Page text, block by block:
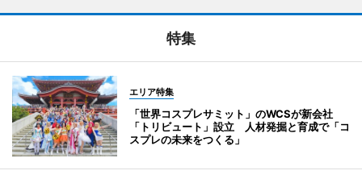
特集
エリア特集
「世界コスプレサミット」のWCSが新会社
「トリビュート」設立 人材発掘と育成で「コ
スプレの未来をつくる」